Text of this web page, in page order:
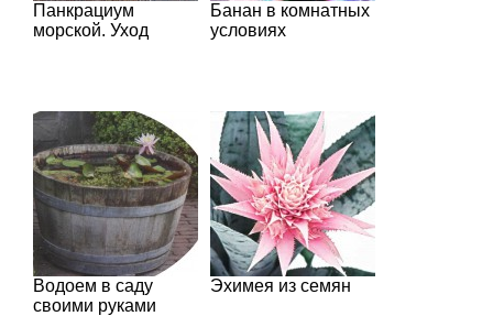
Панкрациум
морской. Уход
Банан в комнатных
условиях
Водоем в саду
своими руками
Эхимея из семян